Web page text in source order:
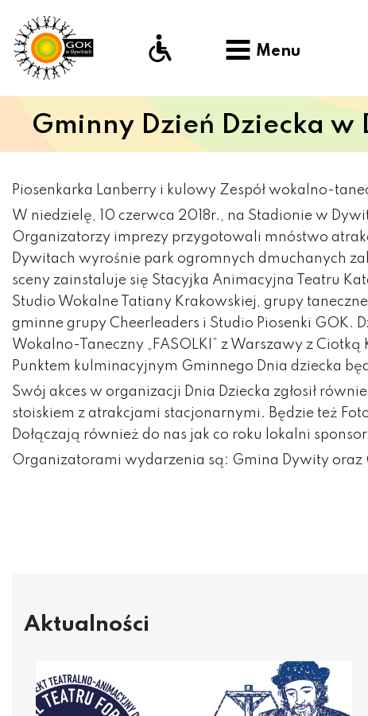
Menu
Gminny Dzień Dziecka w
Piosenkarka Lanberry i kulowy Zespół wokalno-
W niedzielę, 10 czerwca 2018r., na Stadionie w
Organizatorzy imprezy przygotowali mnóstwo
Dywitach wyrośnie park ogromnych dmuchanych
sceny zainstaluje się Stacyjka Animacyjna Teatru
Studio Wokalne Tatiany Krakowskiej, grupy
gminne grupy Cheerleaders i Studio Piosenki GOK.
Wokalno-Taneczny „FASOLKI” z Warszawy z
Punktem kulminacyjnym Gminnego Dnia dziecka
Swój akces w organizacji Dnia Dziecka zgłosił
stoiskiem z atrakcjami stacjonarnymi. Będzie też
Dołączają również do nas jak co roku lokalni
Organizatorami wydarzenia są: Gmina Dywity oraz
Aktualności